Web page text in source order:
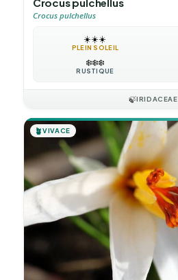
Crocus pulchellus
Crocus pulchellus
☀️☀️☀️
PLEIN SOLEIL
❄️❄️❄️
RUSTIQUE
🍃IRIDACEAE
🪴VIVACE